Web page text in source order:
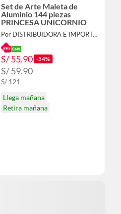
Set de Arte Maleta de
Aluminio 144 piezas
PRINCESA UNICORNIO
Por DISTRIBUIDORA E IMPORTADORA
S/ 55.90 -54%
S/ 59.90
S/ 121
Llega mañana
Retira mañana